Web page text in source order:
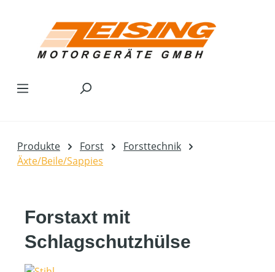
Produkte Forst
Forsttechnik
Äxte/Beile/Sappies
Forstaxt mit
Schlagschutzhülse